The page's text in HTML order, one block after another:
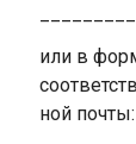
или в
ной